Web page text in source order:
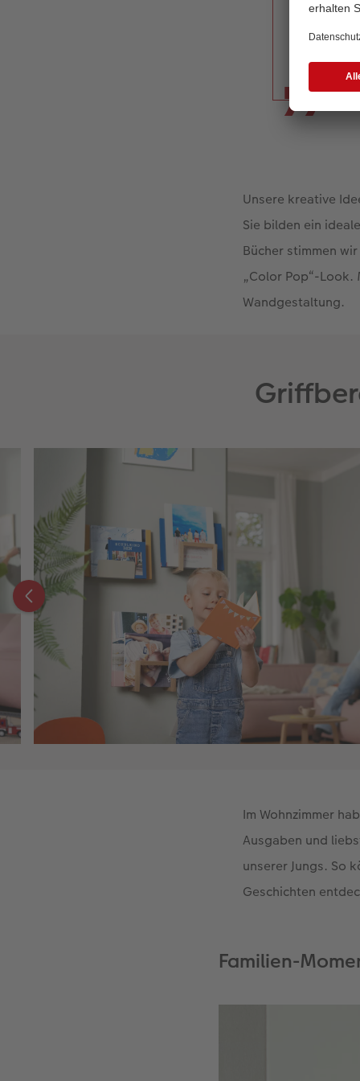
Unsere kreative
Sie bilden ein
Bücher stimmen
„Color Pop“-
Wandgestaltung.
Im Wohnzimmer
Ausgaben und
unserer Jungs. So
Geschichten
Familien-